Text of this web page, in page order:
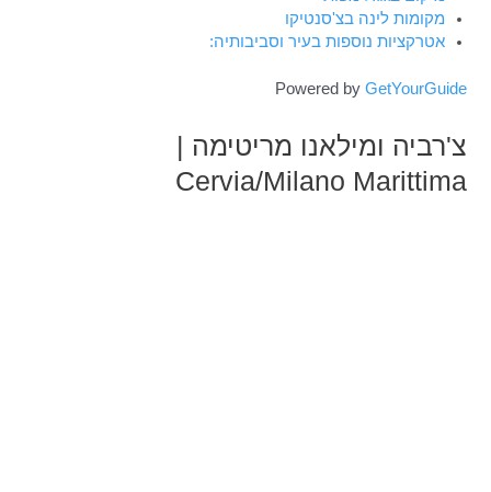
מקומות לינה בצ'סנטיקו
אטרקציות נוספות בעיר וסביבותיה:
Powered by GetYourGuide
צ'רביה ומילאנו מריטימה |
Cervia/Milano Marittima